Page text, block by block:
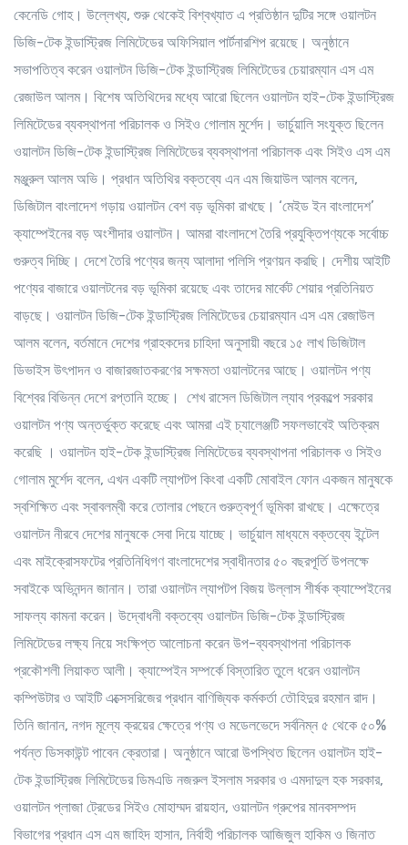
কেনেডি গোহ। উল্লেখ্য, শুরু থেকেই বিশ্বখ্যাত এ প্রতিষ্ঠান দুটির সঙ্গে ওয়ালটন
ডিজি-টেক ইন্ডাস্ট্রিজ লিমিটেডের অফিসিয়াল পার্টনারশিপ রয়েছে। অনুষ্ঠানে
সভাপতিত্ব করেন ওয়ালটন ডিজি-টেক ইন্ডাস্ট্রিজ লিমিটেডের চেয়ারম্যান এস এম
রেজাউল আলম। বিশেষ অতিথিদের মধ্যে আরো ছিলেন ওয়ালটন হাই-টেক ইন্ডাস্ট্রিজ
লিমিটেডের ব্যবস্থাপনা পরিচালক ও সিইও গোলাম মুর্শেদ। ভার্চুয়ালি সংযুক্ত ছিলেন
ওয়ালটন ডিজি-টেক ইন্ডাস্ট্রিজ লিমিটেডের ব্যবস্থাপনা পরিচালক এবং সিইও এস এম
মঞ্জুরুল আলম অভি। প্রধান অতিথির বক্তব্যে এন এম জিয়াউল আলম বলেন,
ডিজিটাল বাংলাদেশ গড়ায় ওয়ালটন বেশ বড় ভূমিকা রাখছে। ‘মেইড ইন বাংলাদেশ’
ক্যাম্পেইনের বড় অংশীদার ওয়ালটন। আমরা বাংলাদশে তৈরি প্রযুক্তিপণ্যকে সর্বোচ্চ
গুরুত্ব দিচ্ছি। দেশে তৈরি পণ্যের জন্য আলাদা পলিসি প্রণয়ন করছি। দেশীয় আইটি
পণ্যের বাজারে ওয়ালটনের বড় ভূমিকা রয়েছে এবং তাদের মার্কেট শেয়ার প্রতিনিয়ত
বাড়ছে। ওয়ালটন ডিজি-টেক ইন্ডাস্ট্রিজ লিমিটেডের চেয়ারম্যান এস এম রেজাউল
আলম বলেন, বর্তমানে দেশের গ্রাহকদের চাহিদা অনুসায়ী বছরে ১৫ লাখ ডিজিটাল
ডিভাইস উৎপাদন ও বাজারজাতকরণের সক্ষমতা ওয়ালটনের আছে। ওয়ালটন পণ্য
বিশ্বের বিভিন্ন দেশে রপ্তানি হচ্ছে। শেখ রাসেল ডিজিটাল ল্যাব প্রকল্পে সরকার
ওয়ালটন পণ্য অন্তর্ভুক্ত করেছে এবং আমরা এই চ্যালেঞ্জটি সফলভাবেই অতিক্রম
করেছি । ওয়ালটন হাই-টেক ইন্ডাস্ট্রিজ লিমিটেডের ব্যবস্থাপনা পরিচালক ও সিইও
গোলাম মুর্শেদ বলেন, এখন একটি ল্যাপটপ কিংবা একটি মোবাইল ফোন একজন মানুষকে
স্বশিক্ষিত এবং স্বাবলম্বী করে তোলার পেছনে গুরুত্বপূর্ণ ভূমিকা রাখছে। এক্ষেত্রে
ওয়ালটন নীরবে দেশের মানুষকে সেবা দিয়ে যাচ্ছে। ভার্চুয়াল মাধ্যমে বক্তব্যে ইন্টেল
এবং মাইক্রোসফটের প্রতিনিধিগণ বাংলাদেশের স্বাধীনতার ৫০ বছরপূর্তি উপলক্ষে
সবাইকে অভিনন্দন জানান। তারা ওয়ালটন ল্যাপটপ বিজয় উল্লাস শীর্ষক ক্যাম্পেইনের
সাফল্য কামনা করেন। উদ্বোধনী বক্তব্যে ওয়ালটন ডিজি-টেক ইন্ডাস্ট্রিজ
লিমিটেডের লক্ষ্য নিয়ে সংক্ষিপ্ত আলোচনা করেন উপ-ব্যবস্থাপনা পরিচালক
প্রকৌশলী লিয়াকত আলী। ক্যাম্পেইন সম্পর্কে বিস্তারিত তুলে ধরেন ওয়ালটন
কম্পিউটার ও আইটি এক্সেসরিজের প্রধান বাণিজ্যিক কর্মকর্তা তৌহিদুর রহমান রাদ।
তিনি জানান, নগদ মূল্যে ক্রয়ের ক্ষেত্রে পণ্য ও মডেলভেদে সর্বনিম্ন ৫ থেকে ৫০%
পর্যন্ত ডিসকাউন্ট পাবেন ক্রেতারা। অনুষ্ঠানে আরো উপস্থিত ছিলেন ওয়ালটন হাই-
টেক ইন্ডাস্ট্রিজ লিমিটেডের ডিমএডি নজরুল ইসলাম সরকার ও এমদাদুল হক সরকার,
ওয়ালটন প্লাজা ট্রেডের সিইও মোহাম্মদ রায়হান, ওয়ালটন গ্রুপের মানবসম্পদ
বিভাগের প্রধান এস এম জাহিদ হাসান, নির্বাহী পরিচালক আজিজুল হাকিম ও জিনাত